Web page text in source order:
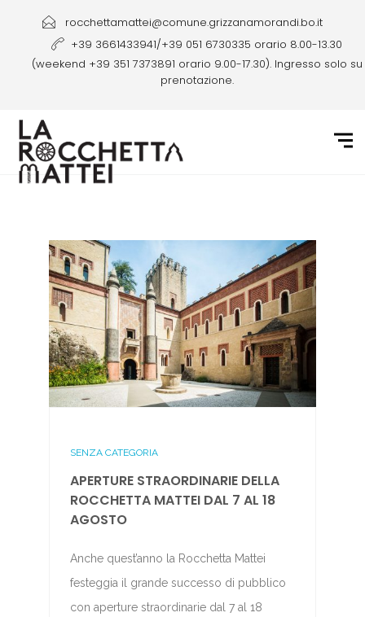
rocchettamattei@comune.grizzanamorandi.bo.it
+39 3661433941/+39 051 6730335 orario 8.00-13.30
(weekend +39 351 7373891 orario 9.00-17.30). Ingresso solo su
prenotazione.
SENZA CATEGORIA
APERTURE STRAORDINARIE DELLA
ROCCHETTA MATTEI DAL 7 AL 18
AGOSTO
Anche quest’anno la Rocchetta Mattei
festeggia il grande successo di pubblico
con aperture straordinarie dal 7 al 18